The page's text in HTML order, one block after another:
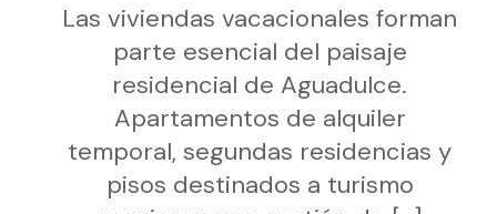
Las viviendas vacacionales forman
parte esencial del paisaje
residencial de Aguadulce.
Apartamentos de alquiler
temporal, segundas residencias y
pisos destinados a turismo